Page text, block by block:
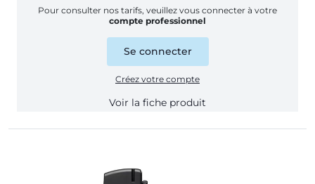
Pour consulter nos tarifs, veuillez vous connecter à votre
compte professionnel
Se connecter
Créez votre compte
Voir la fiche produit